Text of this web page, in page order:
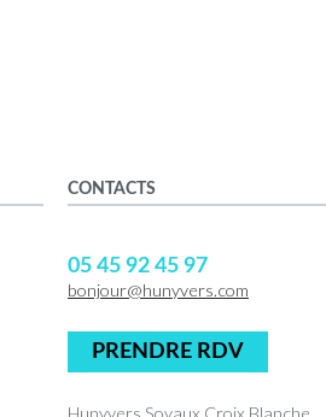
CONTACTS
05 45 92 45 97
bonjour@hunyvers.com
PRENDRE RDV
Hunyvers Soyaux Croix Blanche